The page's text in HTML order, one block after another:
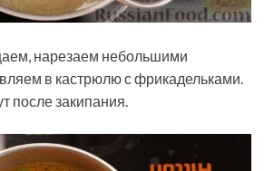
нарезаем небольшими
в кастрюлю с фрикадельками.
после закипания.